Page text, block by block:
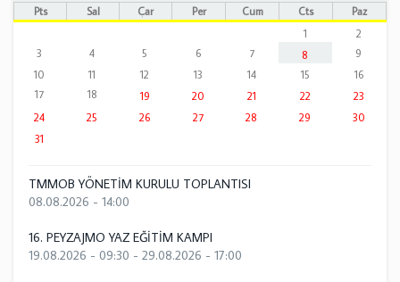
Pts Sal Çar Per Cum Cts
Paz
1
2
3
4 5 6 7 8
9
10
11 12 13 14 15
16
17
18 19 20 21 22
23
24
25 26 27 28 29
30
31
TMMOB YÖNETİM KURULU TOPLANTISI
08.08.2026 - 14:00
16. PEYZAJMO YAZ EĞİTİM KAMPI
19.08.2026 - 09:30 - 29.08.2026 - 17:00